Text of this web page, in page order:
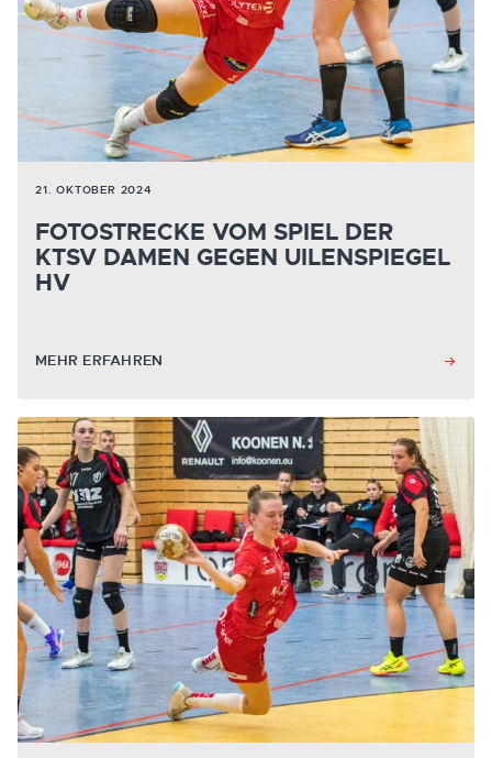
21. OKTOBER 2024
FOTOSTRECKE VOM SPIEL DER
KTSV DAMEN GEGEN UILENSPIEGEL
HV
MEHR ERFAHREN